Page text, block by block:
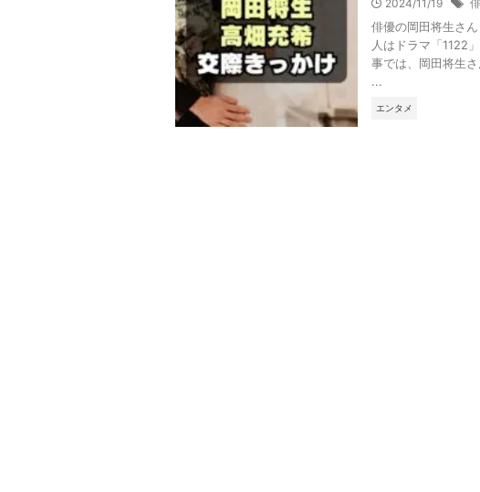
2024/11/19
俳優の岡田将生さ
人はドラマ「1122
事では、岡田将生
...
エンタメ